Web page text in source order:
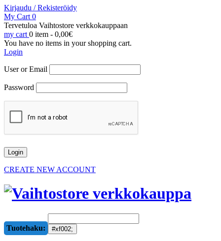
Kirjaudu / Rekisteröidy
My Cart 0
Tervetuloa Vaihtostore verkkokauppaan
my cart 0 item - 0,00€
You have no items in your shopping cart.
Login
User or Email
Password
CREATE NEW ACCOUNT
Tuotehaku: